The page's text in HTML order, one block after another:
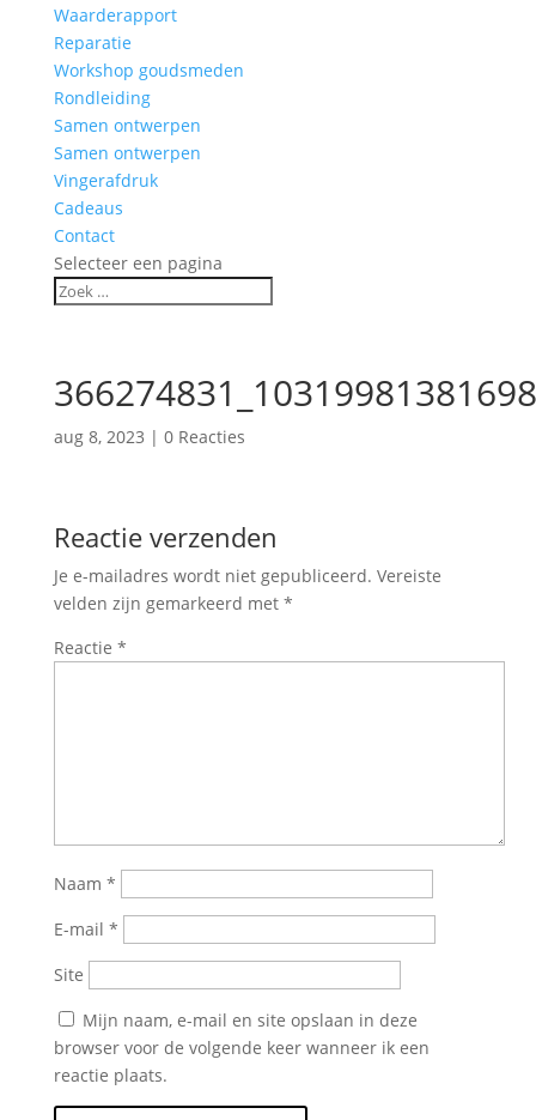
Waarderapport
Reparatie
Workshop goudsmeden
Rondleiding
Samen ontwerpen
Samen ontwerpen
Vingerafdruk
Cadeaus
Contact
Selecteer een pagina
aug 8, 2023 | 0 Reacties
Reactie verzenden
Je e-mailadres wordt niet gepubliceerd. Vereiste
velden zijn gemarkeerd met *
Reactie *
Naam *
E-mail *
Site
Mijn naam, e-mail en site opslaan in deze
browser voor de volgende keer wanneer ik een
reactie plaats.